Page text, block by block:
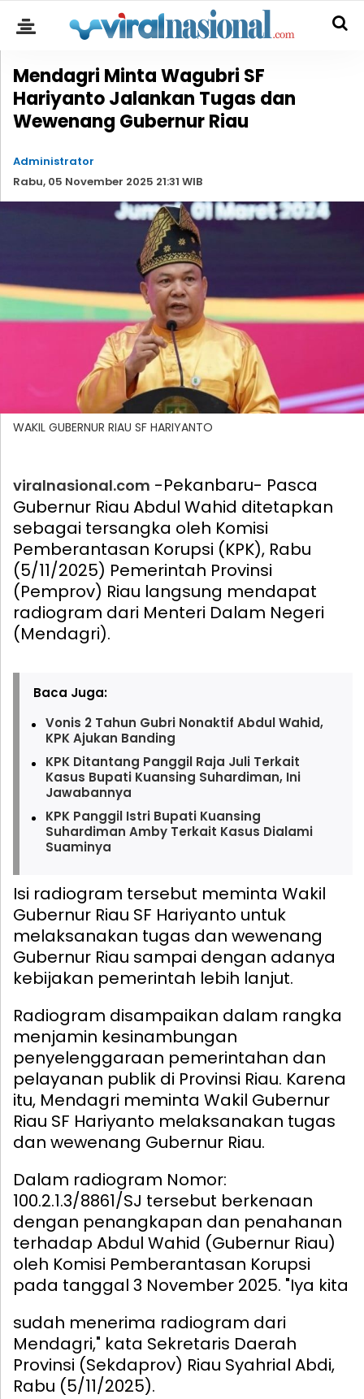
Mendagri Minta Wagubri SF
Hariyanto Jalankan Tugas dan
Wewenang Gubernur Riau
Administrator
Rabu, 05 November 2025 21:31 WIB
WAKIL GUBERNUR RIAU SF HARIYANTO
viralnasional.com -Pekanbaru- Pasca
Gubernur Riau Abdul Wahid ditetapkan
sebagai tersangka oleh Komisi
Pemberantasan Korupsi (KPK), Rabu
(5/11/2025) Pemerintah Provinsi
(Pemprov) Riau langsung mendapat
radiogram dari Menteri Dalam Negeri
(Mendagri).
Baca Juga:
Vonis 2 Tahun Gubri Nonaktif Abdul Wahid,
KPK Ajukan Banding
KPK Ditantang Panggil Raja Juli Terkait
Kasus Bupati Kuansing Suhardiman, Ini
Jawabannya
KPK Panggil Istri Bupati Kuansing
Suhardiman Amby Terkait Kasus Dialami
Suaminya
Isi radiogram tersebut meminta Wakil
Gubernur Riau SF Hariyanto untuk
melaksanakan tugas dan wewenang
Gubernur Riau sampai dengan adanya
kebijakan pemerintah lebih lanjut.
Radiogram disampaikan dalam rangka
menjamin kesinambungan
penyelenggaraan pemerintahan dan
pelayanan publik di Provinsi Riau. Karena
itu, Mendagri meminta Wakil Gubernur
Riau SF Hariyanto melaksanakan tugas
dan wewenang Gubernur Riau.
Dalam radiogram Nomor:
100.2.1.3/8861/SJ tersebut berkenaan
dengan penangkapan dan penahanan
terhadap Abdul Wahid (Gubernur Riau)
oleh Komisi Pemberantasan Korupsi
pada tanggal 3 November 2025. "Iya kita
sudah menerima radiogram dari
Mendagri," kata Sekretaris Daerah
Provinsi (Sekdaprov) Riau Syahrial Abdi,
Rabu (5/11/2025).